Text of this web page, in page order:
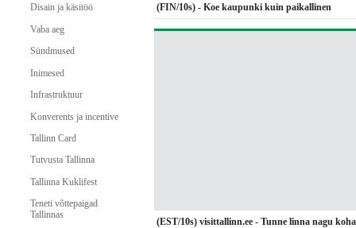
Disain ja käsitöö
Vaba aeg
Sündmused
Inimesed
Infrastruktuur
Konverents ja incentive
Tallinn Card
Tutvusta Tallinna
Tallinna Kuklifest
Teneti võttepaigad
Tallinnas
(FIN/10s) - Koe kaupunki kuin paikallinen
(EST/10s) visittallinn.ee - Tunne linna nagu